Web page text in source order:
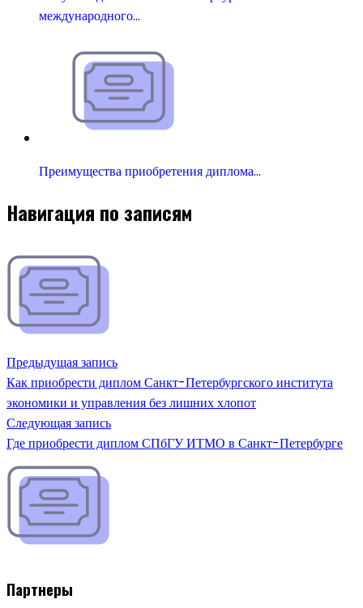
международного…
Преимущества приобретения диплома…
Навигация по записям
Предыдущая запись
Как приобрести диплом Санкт-Петербургского института
экономики и управления без лишних хлопот
Следующая запись
Где приобрести диплом СПбГУ ИТМО в Санкт-Петербурге
Партнеры